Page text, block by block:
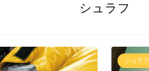
シュラフ
シュラフ